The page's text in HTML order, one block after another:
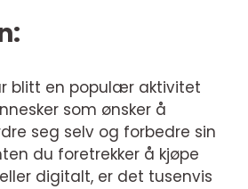
blitt en populær aktivitet
som ønsker å
seg selv og forbedre sin
du foretrekker å kjøpe
digitalt, er det tusenvis